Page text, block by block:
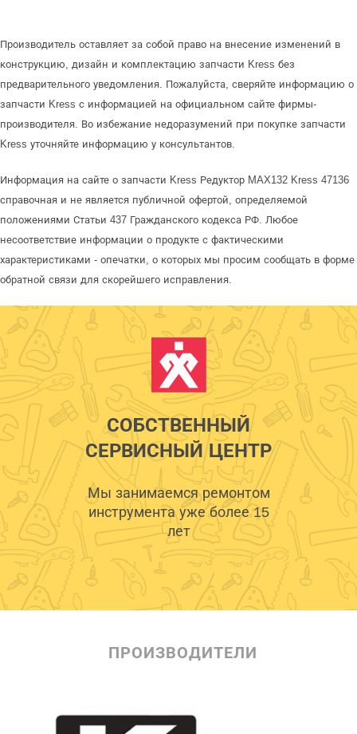
Производитель оставляет за собой право на внесение изменений в
конструкцию, дизайн и комплектацию запчасти Kress без
предварительного уведомления. Пожалуйста, сверяйте информацию о
запчасти Kress с информацией на официальном сайте фирмы-
производителя. Во избежание недоразумений при покупке запчасти
Kress уточняйте информацию у консультантов.
Информация на сайте о запчасти Kress Редуктор MAX132 Kress 47136
справочная и не является публичной офертой, определяемой
положениями Статьи 437 Гражданского кодекса РФ. Любое
несоответствие информации о продукте с фактическими
характеристиками - опечатки, о которых мы просим сообщать в форме
обратной связи для скорейшего исправления.
СОБСТВЕННЫЙ
СЕРВИСНЫЙ ЦЕНТР
Мы занимаемся ремонтом
инструмента уже более 15
лет
ПРОИЗВОДИТЕЛИ